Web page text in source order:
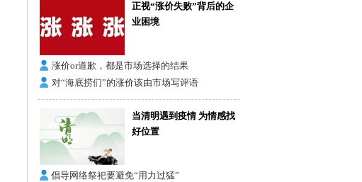
正视“涨价失败”背后的企
业困境
涨价or道歉，都是市场选择的结果
对“海底捞们”的涨价该由市场写评语
当清明遇到疫情 为情感找
好位置
倡导网络祭祀要避免“用力过猛”